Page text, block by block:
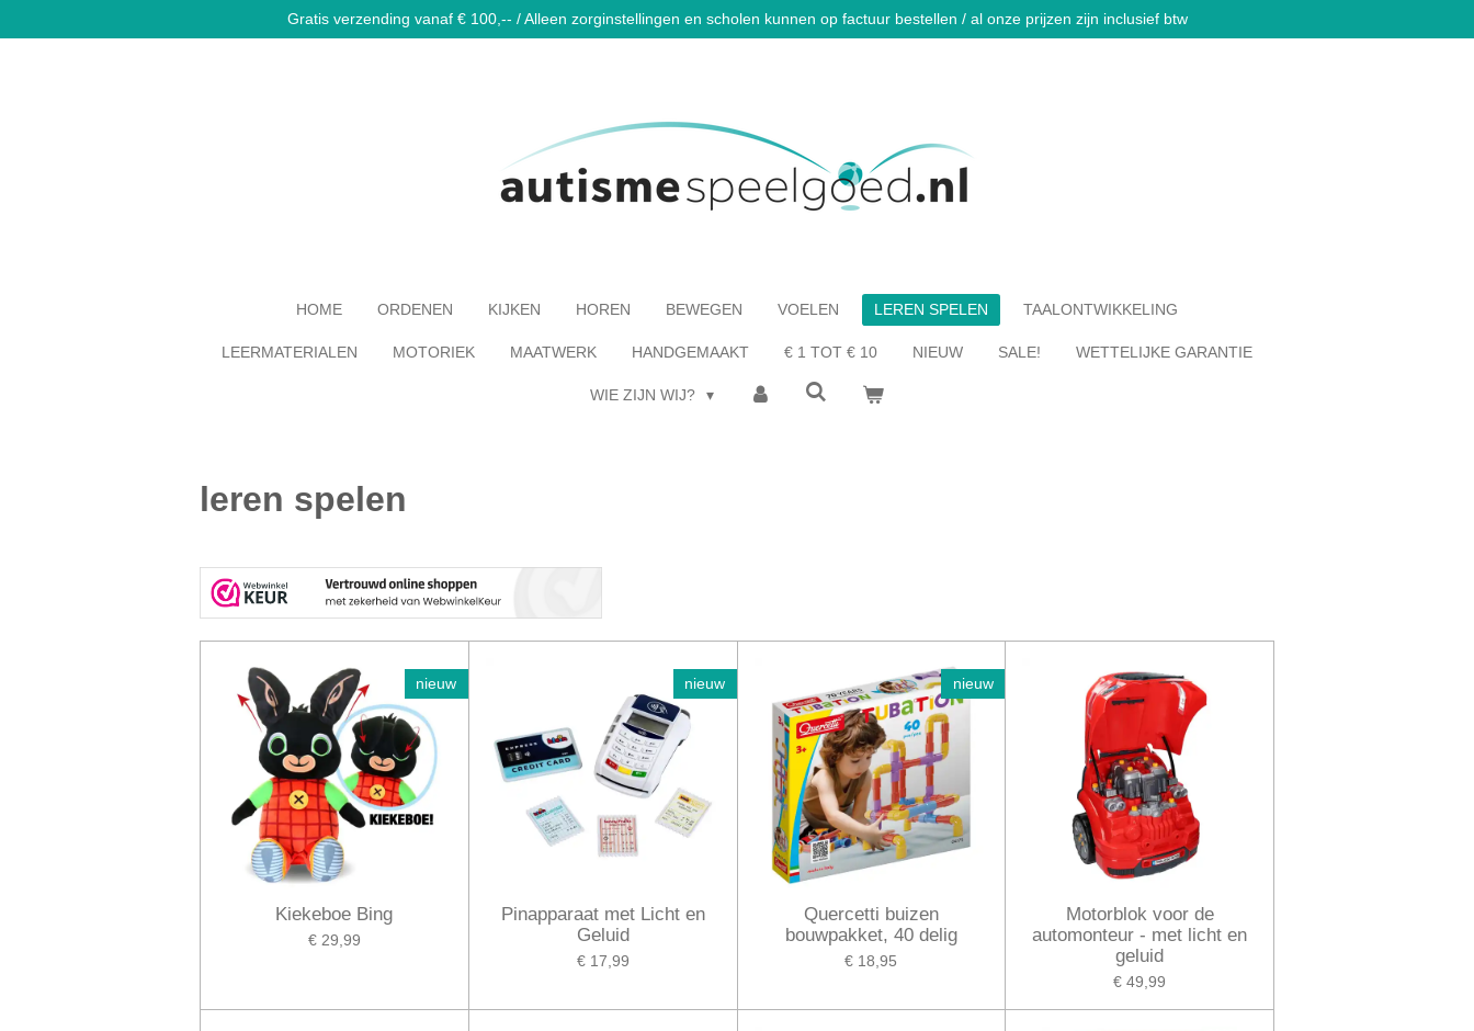
direct
Gratis verzending vanaf € 100,-- / Alleen zorginstellingen en scholen kunnen op factuur bestellen / al onze prijzen zijn inclusief btw
HOME ORDENEN KIJKEN HOREN BEWEGEN VOELEN LEREN SPELEN TAALONTWIKKELING
LEERMATERIALEN MOTORIEK MAATWERK HANDGEMAAKT € 1 TOT € 10 NIEUW SALE! WETTELIJKE GARANTIE
WIE ZIJN WIJ?
leren spelen
nieuw
Kiekeboe Bing
€ 29,99
nieuw
Pinapparaat met Licht en
Geluid
€ 17,99
nieuw
Quercetti buizen
bouwpakket, 40 delig
€ 18,95
Motorblok voor de
automonteur - met licht en
geluid
€ 49,99